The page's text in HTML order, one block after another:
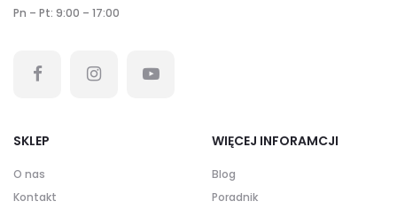
Pn – Pt: 9:00 – 17:00
SKLEP
O nas
Kontakt
WIĘCEJ INFORAMCJI
Blog
Poradnik